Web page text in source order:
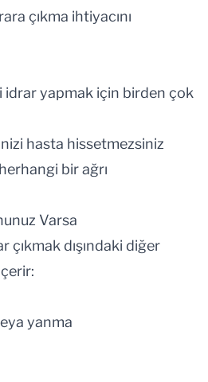
çıkma ihtiyacını
idrar yapmak için birden çok
hasta hissetmezsiniz
bir ağrı
Varsa
çıkmak dışındaki diğer
yanma